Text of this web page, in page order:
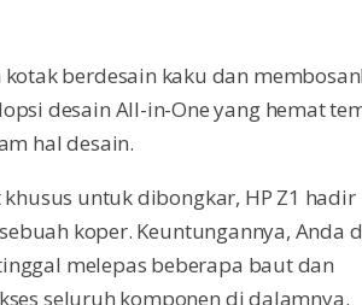
berdesain kaku dan
desain All-in-One yang hemat
hal desain.
untuk dibongkar, HP Z1 hadir
koper. Keuntungannya, Anda
melepas beberapa baut dan
seluruh komponen di dalamnya.